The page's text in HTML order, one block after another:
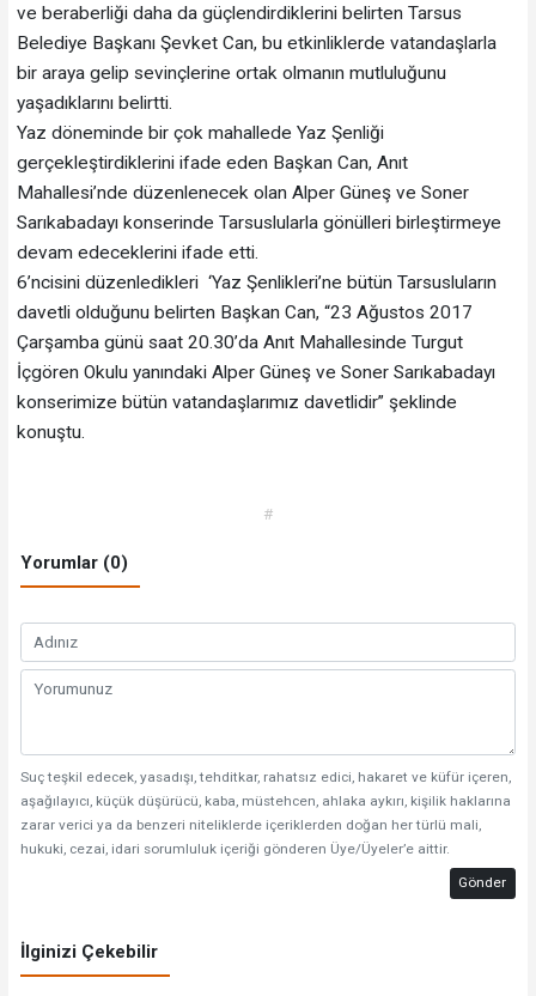
ve beraberliği daha da güçlendirdiklerini belirten Tarsus
Belediye Başkanı Şevket Can, bu etkinliklerde vatandaşlarla
bir araya gelip sevinçlerine ortak olmanın mutluluğunu
yaşadıklarını belirtti.
Yaz döneminde bir çok mahallede Yaz Şenliği
gerçekleştirdiklerini ifade eden Başkan Can, Anıt
Mahallesi’nde düzenlenecek olan Alper Güneş ve Soner
Sarıkabadayı konserinde Tarsuslularla gönülleri birleştirmeye
devam edeceklerini ifade etti.
6’ncisini düzenledikleri ‘Yaz Şenlikleri’ne bütün Tarsusluların
davetli olduğunu belirten Başkan Can, “23 Ağustos 2017
Çarşamba günü saat 20.30’da Anıt Mahallesinde Turgut
İçgören Okulu yanındaki Alper Güneş ve Soner Sarıkabadayı
konserimize bütün vatandaşlarımız davetlidir” şeklinde
konuştu.
#
Yorumlar (0)
Suç teşkil edecek, yasadışı, tehditkar, rahatsız edici, hakaret ve küfür içeren,
aşağılayıcı, küçük düşürücü, kaba, müstehcen, ahlaka aykırı, kişilik haklarına
zarar verici ya da benzeri niteliklerde içeriklerden doğan her türlü mali,
hukuki, cezai, idari sorumluluk içeriği gönderen Üye/Üyeler’e aittir.
Gönder
İlginizi Çekebilir